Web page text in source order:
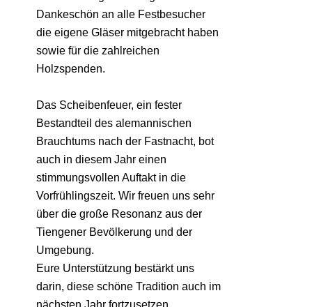
Dankeschön an alle Festbesucher
die eigene Gläser mitgebracht haben
sowie für die zahlreichen
Holzspenden.
Das Scheibenfeuer, ein fester
Bestandteil des alemannischen
Brauchtums nach der Fastnacht, bot
auch in diesem Jahr einen
stimmungsvollen Auftakt in die
Vorfrühlingszeit. Wir freuen uns sehr
über die große Resonanz aus der
Tiengener Bevölkerung und der
Umgebung.
Eure Unterstützung bestärkt uns
darin, diese schöne Tradition auch im
nächsten Jahr fortzusetzen.